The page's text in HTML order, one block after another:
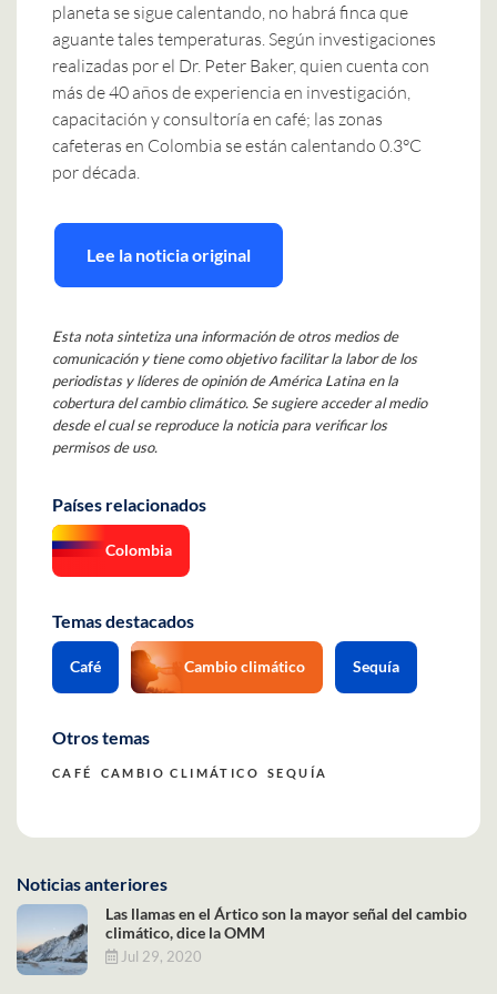
planeta se sigue calentando, no habrá finca que
aguante tales temperaturas. Según investigaciones
realizadas por el Dr. Peter Baker, quien cuenta con
más de 40 años de experiencia en investigación,
capacitación y consultoría en café; las zonas
cafeteras en Colombia se están calentando 0.3°C
por década.
Lee la noticia original
Esta nota sintetiza una información de otros medios de
comunicación y tiene como objetivo facilitar la labor de los
periodistas y líderes de opinión de América Latina en la
cobertura del cambio climático. Se sugiere acceder al medio
desde el cual se reproduce la noticia para verificar los
permisos de uso.
Países relacionados
Colombia
Temas destacados
Café Cambio climático Sequía
Otros temas
CAFÉ CAMBIO CLIMÁTICO SEQUÍA
Noticias anteriores
Las llamas en el Ártico son la mayor señal del cambio
climático, dice la OMM
Jul 29, 2020